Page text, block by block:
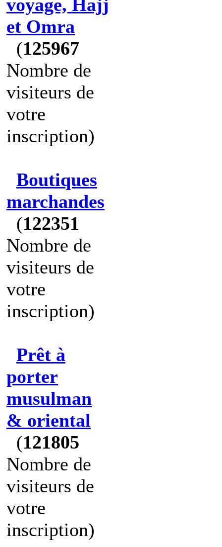
voyage, Hajj
et Omra
(125967
Nombre de
visiteurs de
votre
inscription)
Boutiques
marchandes
(122351
Nombre de
visiteurs de
votre
inscription)
Prêt à
porter
musulman
& oriental
(121805
Nombre de
visiteurs de
votre
inscription)